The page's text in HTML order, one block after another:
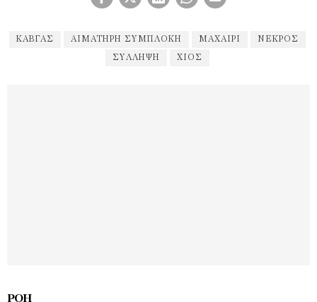
KΑΒΓΆΣ ΑΙΜΑΤΗΡΉ ΣΥΜΠΛΟΚΉ ΜΑΧΑΊΡΙ ΝΕΚΡΌΣ
ΣΎΛΛΗΨΗ ΧΙΟΣ
ΡΟΉ